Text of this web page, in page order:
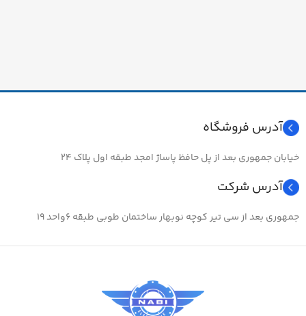
آدرس فروشگاه
خیابان جمهوری بعد از پل حافظ پاساژ امجد طبقه اول پلاک ۲۴
آدرس شرکت
جمهوری بعد از سی تیر کوچه نوبهار ساختمان طوبی طبقه ۶واحد ۱۹